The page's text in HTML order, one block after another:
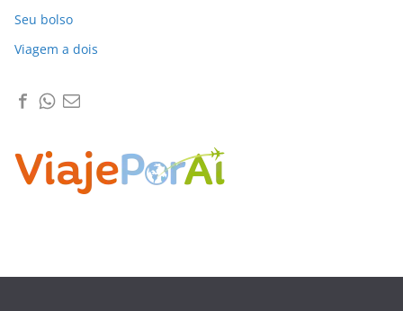
Seu bolso
Viagem a dois